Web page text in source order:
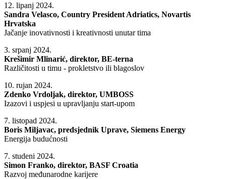
12. lipanj 2024.
Sandra Velasco, Country President Adriatics, Novartis
Hrvatska
Jačanje inovativnosti i kreativnosti unutar tima
3. srpanj 2024.
Krešimir Mlinarić, direktor, BE-terna
Različitosti u timu - prokletstvo ili blagoslov
10. rujan 2024.
Zdenko Vrdoljak, direktor, UMBOSS
Izazovi i uspjesi u upravljanju start-upom
7. listopad 2024.
Boris Miljavac, predsjednik Uprave, Siemens Energy
Energija budućnosti
7. studeni 2024.
Simon Franko, direktor, BASF Croatia
Razvoj međunarodne karijere